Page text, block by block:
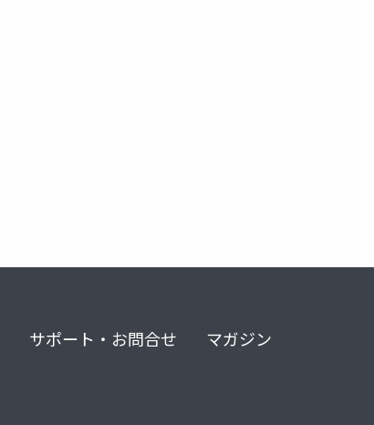
サポート・お問合せ マガジン